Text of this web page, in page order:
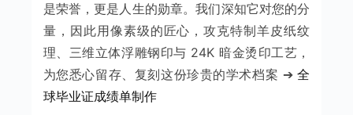
是荣誉，更是人生的勋章。我们深知它对您的分
量，因此用像素级的匠心，攻克特制羊皮纸纹
理、三维立体浮雕钢印与 24K 暗金烫印工艺，
为您悉心留存、复刻这份珍贵的学术档案 ➔全
球毕业证成绩单制作